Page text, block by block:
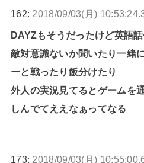
162: 2018/09/03(月)
DAYZもそうだったけど英語
敵対意識ないか聞いたり一緒
ーと戦ったり飯分けたり
外人の実況見てるとゲームを
しんでてええなぁってなる
173: 2018/09/03(月)